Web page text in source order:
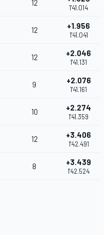
12
1'41.014
12 +1.956
1'41.041
12 +2.046
1'41.131
9 +2.076
1'41.161
10 +2.274
1'41.359
12 +3.406
1'42.491
8 +3.439
1'42.524